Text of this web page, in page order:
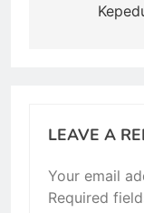
LEAVE A
Your email
Required